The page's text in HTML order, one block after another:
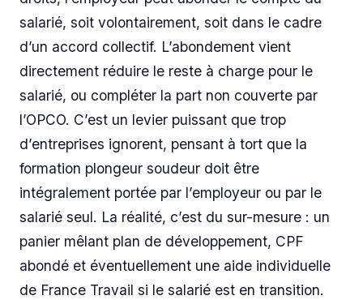
salarié, soit volontairement, soit dans le cadre
d’un accord collectif. L’abondement vient
directement réduire le reste à charge pour le
salarié, ou compléter la part non couverte par
l’OPCO. C’est un levier puissant que trop
d’entreprises ignorent, pensant à tort que la
formation plongeur soudeur doit être
intégralement portée par l’employeur ou par le
salarié seul. La réalité, c’est du sur-mesure : un
panier mêlant plan de développement, CPF
abondé et éventuellement une aide individuelle
de France Travail si le salarié est en transition.